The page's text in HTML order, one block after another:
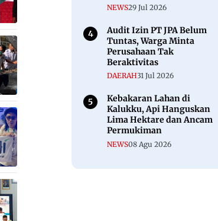
NEWS29 Jul 2026
Audit Izin PT JPA Belum
Tuntas, Warga Minta
Perusahaan Tak
Beraktivitas
DAERAH31 Jul 2026
Kebakaran Lahan di
Kalukku, Api Hanguskan
Lima Hektare dan Ancam
Permukiman
NEWS08 Agu 2026